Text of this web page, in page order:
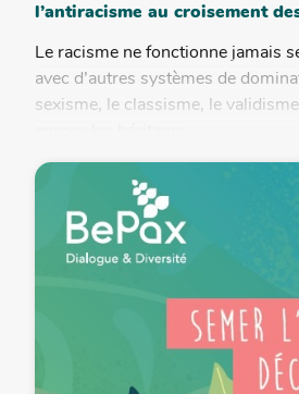
l’antiracisme au croisement
Le racisme ne fonctionne jamais
avec d’autres systèmes de
sexisme, le classisme, le